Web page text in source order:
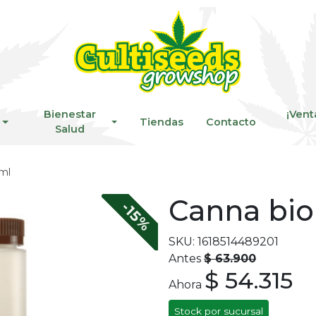
Bienestar
Salud
Tiendas Contacto
-15% Canna
SKU: 1618514489201
Antes $ 63.900
Ahora $ 54.315
Stock por sucursal